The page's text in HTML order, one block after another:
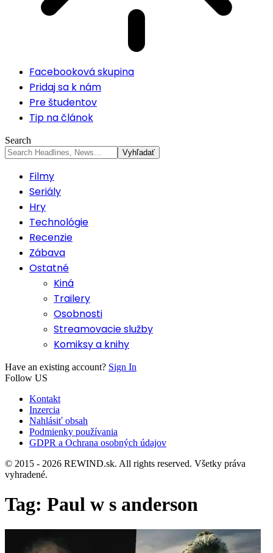
Facebooková skupina
Pridaj sa k nám
Pre študentov
Tip na článok
Search
Filmy
Seriály
Hry
Technológie
Recenzie
Zábava
Ostatné
Kiná
Trailery
Osobnosti
Streamovacie služby
Komiksy a knihy
Have an existing account? Sign In
Follow US
Kontakt
Inzercia
Nahlásiť obsah
Podmienky používania
GDPR a Ochrana osobných údajov
© 2015 - 2026 REWIND.sk. All rights reserved. Všetky práva
vyhradené.
Tag: Paul w s anderson